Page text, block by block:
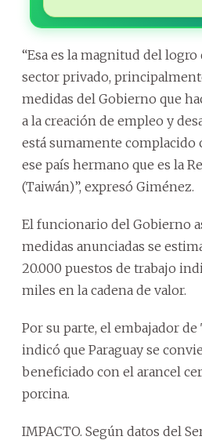
“Esa es la magnitud del logro
sector privado,
medidas del Gobierno que
a la creación de empleo y
está sumamente complacido
ese país hermano que es la
(Taiwán)”, expresó Giménez.
El funcionario del Gobierno
medidas anunciadas se
20.000 puestos de trabajo
miles en la cadena de valor.
Por su parte, el embajador de
indicó que Paraguay se
beneficiado con el arancel
porcina.
IMPACTO. Según datos del